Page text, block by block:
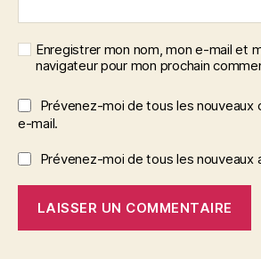
Enregistrer mon nom, mon e-mail et
navigateur pour mon prochain
Prévenez-moi de tous les nouveaux
e-mail.
Prévenez-moi de tous les nouveaux